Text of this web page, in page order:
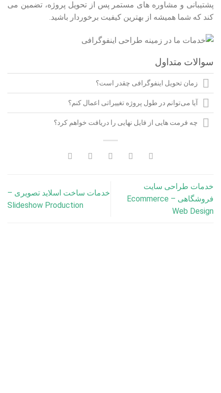
پشتیبانی و مشاوره‌ های مستمر پس از تحویل پروژه، تضمین می‌
کند که شما همیشه از بهترین کیفیت برخوردار باشید.
سوالات متداول
زمان تحویل اینفوگرافی چقدر است؟
آیا می‌توانم در طول پروژه تغییراتی اعمال کنم؟
چه فرمت‌ هایی از فایل نهایی را دریافت خواهم کرد؟
خدمات طراحی سایت
فروشگاهی – Ecommerce
Web Design
خدمات ساخت اسلاید تصویری –
Slideshow Production